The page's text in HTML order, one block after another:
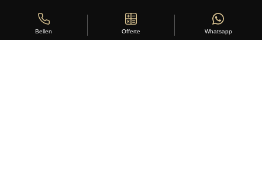
Bellen Offerte Whatsapp